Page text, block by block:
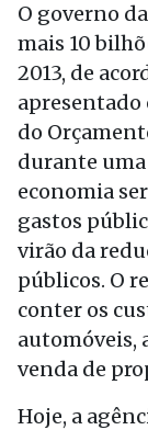
O governo
mais 10
2013, de
do
durante
economia
gastos
virão da
públicos. O
conter os
automóveis,
venda de
Hoje, a